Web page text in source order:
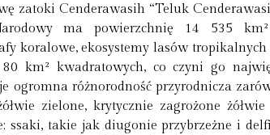
zatoki Cenderawasih “Teluk
ma powierzchnię 14 535 km²
koralowe, ekosystemy lasów
km² kwadratowych, co czyni go
ogromna różnorodność przyrodnicza
zielone, krytycznie zagrożone
ssaki, takie jak diugonie przybrzeżne i